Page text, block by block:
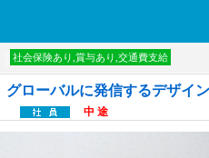
社会保険あり,賞与あり,交通費支給
グローバルに発信するデザイ
中 途